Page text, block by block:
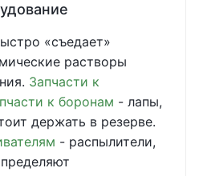
«съедает»
растворы
Запчасти к
к боронам - лапы,
держать в резерве.
- распылители,